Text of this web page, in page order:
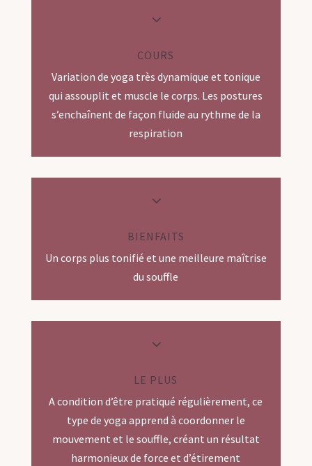
3
COURS
Variation de yoga très dynamique et tonique
qui assouplit et muscle le corps. Les postures
s’enchaînent de façon fluide au rythme de la
respiration
3
BIENFAITS
Un corps plus tonifié et une meilleure maîtrise
du souffle
3
LE PLUS
A condition d’être pratiqué régulièrement, ce
type de yoga apprend à coordonner le
mouvement et le souffle, créant un résultat
harmonieux de force et d’étirement